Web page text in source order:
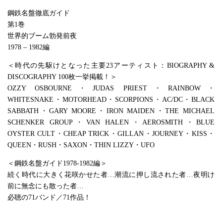
鋼鉄名盤徹底ガイド
第1巻
世界的ブーム勃発前夜
1978 – 1982編
＜時代の先駆けとなった主要23アーティスト：BIOGRAPHY &
DISCOGRAPHY 100枚一挙掲載！＞
OZZY OSBOURNE・JUDAS PRIEST・RAINBOW・
WHITESNAKE・MOTORHEAD・SCORPIONS・AC/DC・BLACK
SABBATH・GARY MOORE・IRON MAIDEN・THE MICHAEL
SCHENKER GROUP・VAN HALEN・AEROSMITH・BLUE
OYSTER CULT・CHEAP TRICK・GILLAN・JOURNEY・KISS・
QUEEN・RUSH・SAXON・THIN LIZZY・UFO
＜鋼鉄名盤ガイド1978-1982編＞
続く時代に大きく花咲かせた者…潮流に押し流された者…夜明け
前に無念にも散った者…
必聴の71バンド／71作品！